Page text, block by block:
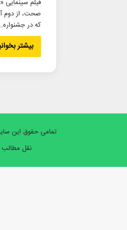
فیلم سینمایی
صحت، از دوم
که در
بیشتر
تمامی حقوق این
نقل مطالب